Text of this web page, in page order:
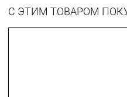
С ЭТИМ ТОВАРОМ